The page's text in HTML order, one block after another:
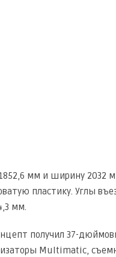
мм и ширину
пластику. Углы
мм.
получил 37-
Multimatic,